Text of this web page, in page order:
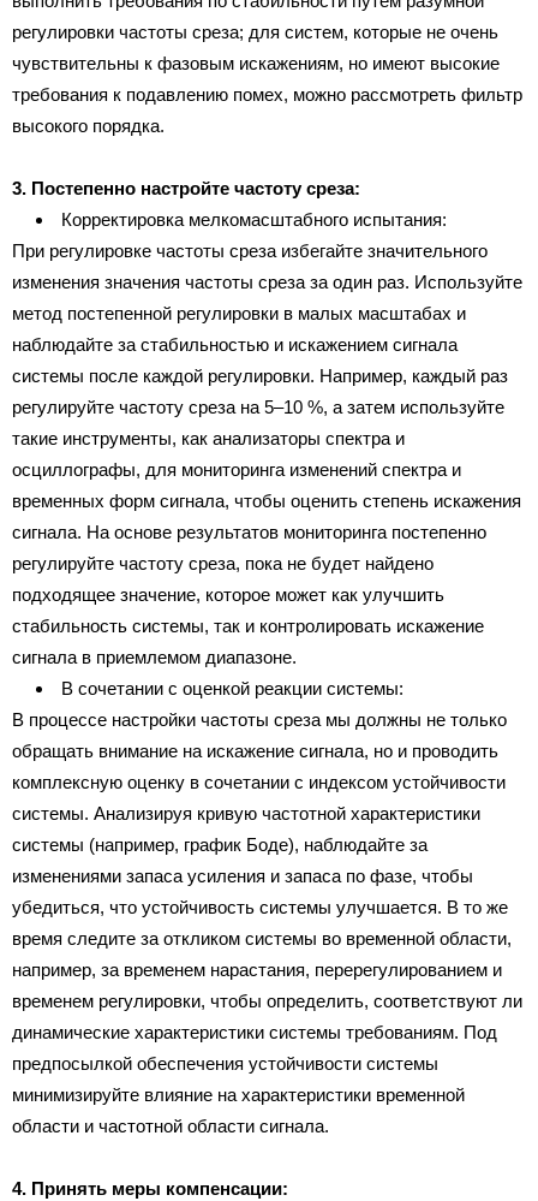
регулировки частоты среза; для систем, которые не очень
чувствительны к фазовым искажениям, но имеют высокие
требования к подавлению помех, можно рассмотреть фильтр
высокого порядка.
3. Постепенно настройте частоту среза:
Корректировка мелкомасштабного испытания:
При регулировке частоты среза избегайте значительного
изменения значения частоты среза за один раз. Используйте
метод постепенной регулировки в малых масштабах и
наблюдайте за стабильностью и искажением сигнала
системы после каждой регулировки. Например, каждый раз
регулируйте частоту среза на 5–10 %, а затем используйте
такие инструменты, как анализаторы спектра и
осциллографы, для мониторинга изменений спектра и
временных форм сигнала, чтобы оценить степень искажения
сигнала. На основе результатов мониторинга постепенно
регулируйте частоту среза, пока не будет найдено
подходящее значение, которое может как улучшить
стабильность системы, так и контролировать искажение
сигнала в приемлемом диапазоне.
В сочетании с оценкой реакции системы:
В процессе настройки частоты среза мы должны не только
обращать внимание на искажение сигнала, но и проводить
комплексную оценку в сочетании с индексом устойчивости
системы. Анализируя кривую частотной характеристики
системы (например, график Боде), наблюдайте за
изменениями запаса усиления и запаса по фазе, чтобы
убедиться, что устойчивость системы улучшается. В то же
время следите за откликом системы во временной области,
например, за временем нарастания, перерегулированием и
временем регулировки, чтобы определить, соответствуют ли
динамические характеристики системы требованиям. Под
предпосылкой обеспечения устойчивости системы
минимизируйте влияние на характеристики временной
области и частотной области сигнала.
4. Принять меры компенсации: